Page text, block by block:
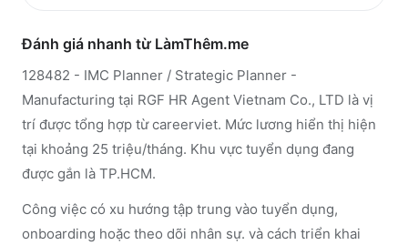
Đánh giá nhanh từ LàmThêm.me
128482 - IMC Planner / Strategic Planner -
Manufacturing tại RGF HR Agent Vietnam Co., LTD là vị
trí được tổng hợp từ careerviet. Mức lương hiển thị hiện
tại khoảng 25 triệu/tháng. Khu vực tuyển dụng đang
được gắn là TP.HCM.
Công việc có xu hướng tập trung vào tuyển dụng,
onboarding hoặc theo dõi nhân sự. và cách triển khai